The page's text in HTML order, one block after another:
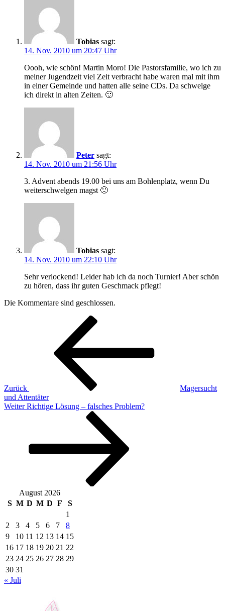
Tobias sagt:
14. Nov. 2010 um 20:47 Uhr
Oooh, wie schön! Martin Moro! Die Pastorsfamilie, wo ich zu
meiner Jugendzeit viel Zeit verbracht habe waren mal mit ihm
in einer Gemeinde und hatten alle seine CDs. Da schwelge
ich direkt in alten Zeiten. 🙂
Peter sagt:
14. Nov. 2010 um 21:56 Uhr
3. Advent abends 19.00 bei uns am Bohlenplatz, wenn Du
weiterschwelgen magst 🙂
Tobias sagt:
14. Nov. 2010 um 22:10 Uhr
Sehr verlockend! Leider hab ich da noch Turnier! Aber schön
zu hören, dass ihr guten Geschmack pflegt!
Die Kommentare sind geschlossen.
Beitragsnavigation
Zurück
Magersucht
und Attentäter
Nächster
Weiter Richtige Lösung – falsches Problem?
August 2026
S M D M D F
S
1
2
3 4 5 6 7
8
9
10 11 12 13 14 15
16 17 18 19 20 21 22
23 24 25 26 27 28 29
30 31
« Juli